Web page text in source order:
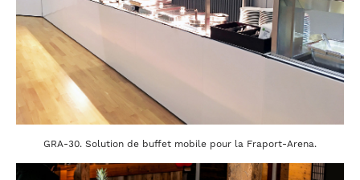
GRA-30. Solution de buffet mobile pour la Fraport-Arena.